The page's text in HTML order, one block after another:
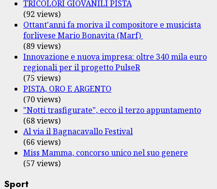
TRICOLORI GIOVANILI PISTA
(92 views)
Ottant'anni fa moriva il compositore e musicista
forlivese Mario Bonavita (Marf)
(89 views)
Innovazione e nuova impresa: oltre 340 mila euro
regionali per il progetto PulseR
(75 views)
PISTA, ORO E ARGENTO
(70 views)
"Notti trasfigurate", ecco il terzo appuntamento
(68 views)
Al via il Bagnacavallo Festival
(66 views)
Miss Mamma, concorso unico nel suo genere
(57 views)
Sport